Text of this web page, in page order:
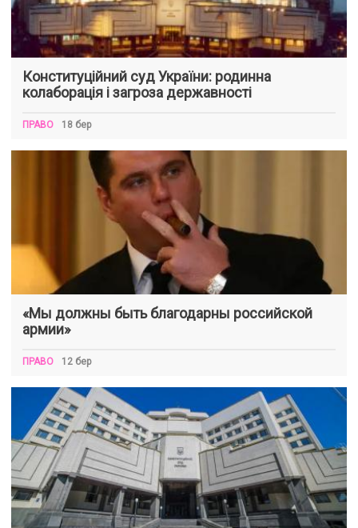
Конституційний суд України: родинна
колаборація і загроза державності
ПРАВО 18 бер
«Мы должны быть благодарны российской
армии»
ПРАВО 12 бер